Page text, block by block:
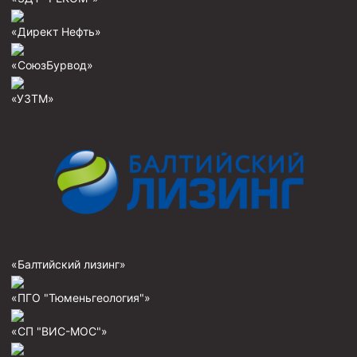
Муфта ОТТГ 127
Муфта ОТТГ 114
Буровое оборудование
Оборудование для трубопроводов и манифольдов
высокого давления
Задвижки буровые
Элеваторы трубные
Буровые установки
«Директ Нефть»
«СоюзБурвод»
«УЗТМ»
«Балтийский лизинг»
«ПГО "Тюменьгеология"»
«СП "ВИС-МОС"»